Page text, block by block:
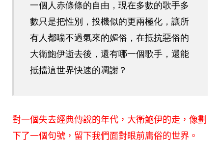
一個人赤條條的自由，現在多數的歌手多
數只是把性別，投機似的更兩極化，讓所
有人都喘不過氣來的媚俗，在抵抗惡俗的
大衛鮑伊逝去後，還有哪一個歌手，還能
抵擋這世界快速的凋謝？
對一個失去經典傳說的年代，大衛鮑伊的走，像劃
下了一個句號，留下我們面對眼前庸俗的世界。